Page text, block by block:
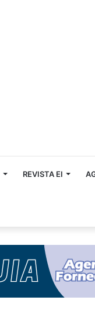
REVISTA EI